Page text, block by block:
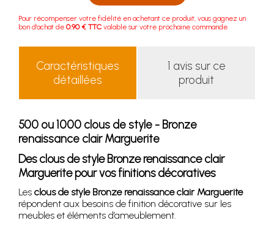
Pour récompenser votre fidélité en achetant ce produit, vous gagnez un
bon d'achat de 0.90 € TTC valable sur votre prochaine commande.
Caractéristiques
détaillées
1 avis sur ce
produit
500 ou 1000 clous de style - Bronze
renaissance clair Marguerite
Des clous de style Bronze renaissance clair
Marguerite pour vos finitions décoratives
Les clous de style Bronze renaissance clair Marguerite
répondent aux besoins de finition décorative sur les
meubles et éléments d’ameublement.